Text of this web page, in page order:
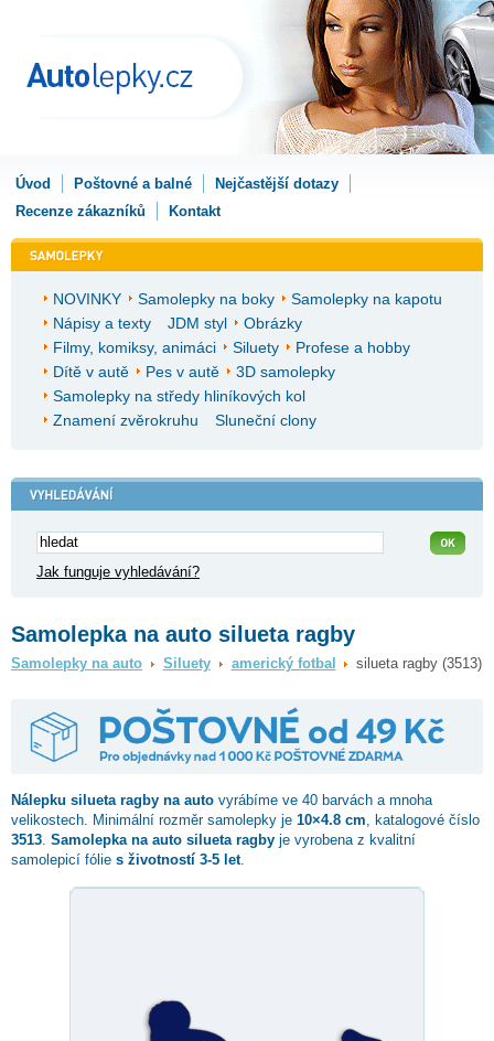
Úvod Poštovné a balné
Nejčastější dotazy
Recenze zákazníků
Kontakt
NOVINKY Samolepky na boky
Samolepky na kapotu
Nápisy a texty
JDM styl
Obrázky
Filmy, komiksy, animáci
Siluety
Profese a hobby
Dítě v autě
Pes v autě
3D samolepky
Samolepky na středy hliníkových kol
Znamení zvěrokruhu
Sluneční clony
Jak funguje vyhledávání?
Samolepka na auto silueta ragby
Samolepky na auto Siluety americký fotbal silueta ragby (3513)
Nálepku silueta ragby na auto vyrábíme ve 40 barvách a mnoha
velikostech. Minimální rozměr samolepky je 10×4.8 cm , katalogové číslo
3513 Samolepka na auto silueta ragby je vyrobena z kvalitní
samolepicí fólie s životností 3-5 let.